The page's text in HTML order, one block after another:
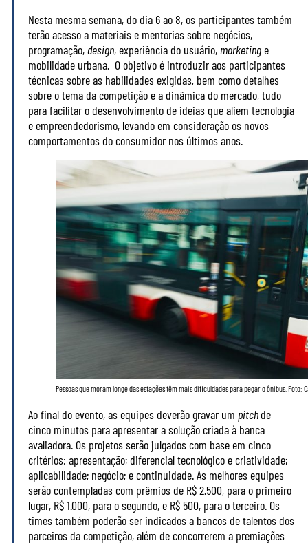
Nesta mesma semana, do dia 6 ao 8, os participantes também
terão acesso a materiais e mentorias sobre negócios,
programação,design, experiência do usuário,marketinge
mobilidade urbana. O objetivo é introduzir aos participantes
técnicas sobre as habilidades exigidas, bem como detalhes
sobre o tema da competição e a dinâmica do mercado, tudo
para facilitar o desenvolvimento de ideias que aliem tecnologia
e empreendedorismo, levando em consideração os novos
comportamentos do consumidor nos últimos anos.
Pessoas que moram longe das estações têm mais dificuldades para pegar o ônibus. Foto:
Ao final do evento, as equipes deverão gravar um pitchde
cinco minutos para apresentar a solução criada à banca
avaliadora. Os projetos serão julgados com base em cinco
critérios: apresentação; diferencial tecnológico e criatividade;
aplicabilidade; negócio; e continuidade. As melhores equipes
serão contempladas com prêmios de R$ 2.500, para o primeiro
lugar, R$ 1.000, para o segundo, e R$ 500, para o terceiro. Os
times também poderão ser indicados a bancos de talentos dos
parceiros da competição, além de concorrerem a premiações